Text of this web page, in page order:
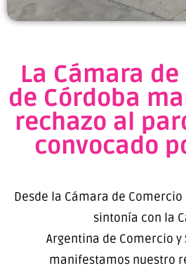
La Cámara
de Córdoba
rechazo al
convocado
Desde la Cámara de Comercio
sintonía con la
Argentina de Comercio y
manifestamos nuestro